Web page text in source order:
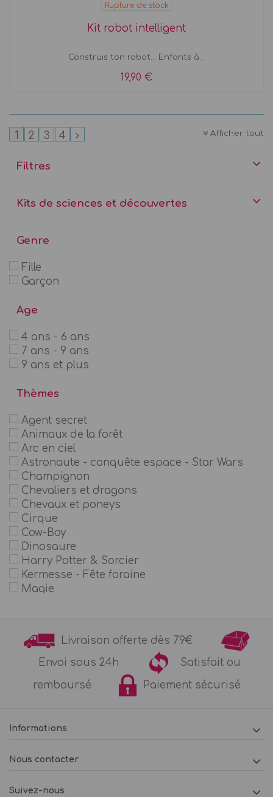
Rupture de stock
Kit robot intelligent
Construis ton robot... Enfants à...
19,90 €
Afficher tout
1 2 3 4
Filtres
Kits de sciences et découvertes
Genre
Fille
Garçon
Age
4 ans - 6 ans
7 ans - 9 ans
9 ans et plus
Thèmes
Agent secret
Animaux de la forêt
Arc en ciel
Astronaute - conquête espace - Star Wars
Champignon
Chevaliers et dragons
Chevaux et poneys
Cirque
Cow-Boy
Dinosaure
Harry Potter & Sorcier
Kermesse - Fête foraine
Magie
Petits scientifiques
Pirates & Marins
Police
Soirée Pyjama
Vert
Livraison offerte dès 79€
Envoi sous 24h
Satisfait ou
remboursé
Paiement sécurisé
Informations
Nous contacter
Suivez-nous